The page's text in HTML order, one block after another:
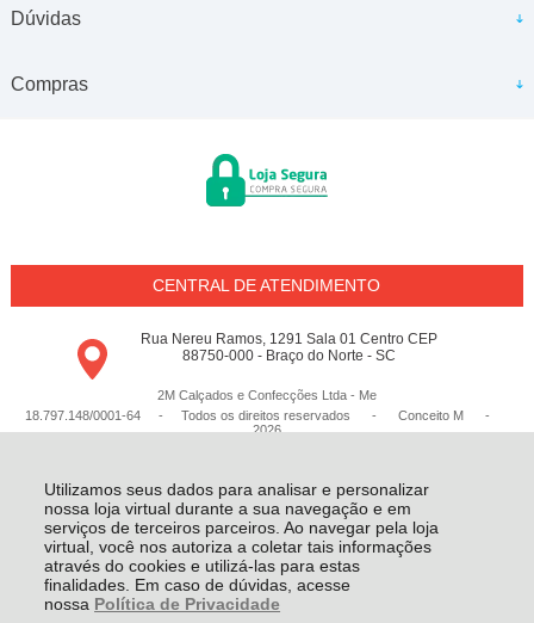
Utilizamos seus dados para analisar e personalizar
nossa loja virtual durante a sua navegação e em
serviços de terceiros parceiros. Ao navegar pela loja
virtual, você nos autoriza a coletar tais informações
através do cookies e utilizá-las para estas
finalidades. Em caso de dúvidas, acesse
nossa Política de Privacidade
Dúvidas
Compras
CENTRAL DE ATENDIMENTO
Rua Nereu Ramos, 1291 Sala 01 Centro CEP
88750-000 - Braço do Norte - SC
2M Calçados e Confecções Ltda - Me
18.797.148/0001-64 - Todos os direitos reservados
- Conceito M
-
2026